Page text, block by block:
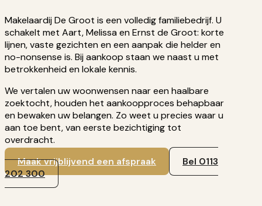
Makelaardij De Groot is een volledig familiebedrijf. U
schakelt met Aart, Melissa en Ernst de Groot: korte
lijnen, vaste gezichten en een aanpak die helder en
no-nonsense is. Bij aankoop staan we naast u met
betrokkenheid en lokale kennis.
We vertalen uw woonwensen naar een haalbare
zoektocht, houden het aankoopproces behapbaar
en bewaken uw belangen. Zo weet u precies waar u
aan toe bent, van eerste bezichtiging tot
overdracht.
Maak vrijblijvend een afspraak
Bel 0113
202 300